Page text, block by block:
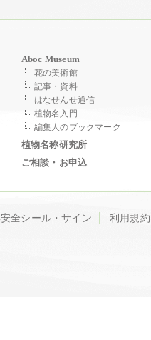
Aboc Museum
花の美術館
記事・資料
はなせんせ通信
植物名入門
編集人のブックマーク
植物名称研究所
ご相談・お申込
全シール・サイン 利用規約